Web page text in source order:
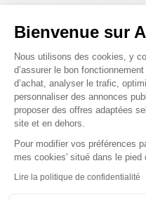
Bienvenue sur
Plateforme de
Nous utilisons des cookies, y
d’assurer le bon
d’achat, analyser le trafic,
personnaliser des annonces
proposer des offres adaptées
site et en dehors.
Pour modifier vos préférences
mes cookies' situé dans le pied
Lire la politique de confidentialité
base de viande :